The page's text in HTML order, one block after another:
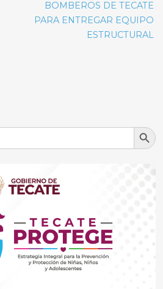
BOMBEROS DE TECATE
PARA ENTREGAR EQUIPO
ESTRUCTURAL
Search